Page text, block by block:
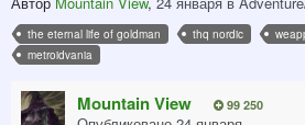
the eternal life of goldman thq nordic
metroidvania
Mountain View 99 250